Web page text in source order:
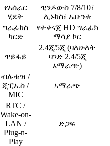
የአሰራር
ሂደት
ዊንዶውስ 7/8/10፣
ሊኑክስ፣ ኡቡንቱ
ግራፊክስ
ካርድ
የተቀናጀ HD ግራፊክ
ማሳያ ኮር
ዋይፋይ
2.4ጂ/5ጂ (ባለሁለት
ባንድ 2.4/5ጂ
አማራጭ)
ብሉቱዝ /
ጂፒኤስ /
MIC
አማራጭ
RTC /
Wake-on-
LAN /
Plug-n-
Play
ድጋፍ